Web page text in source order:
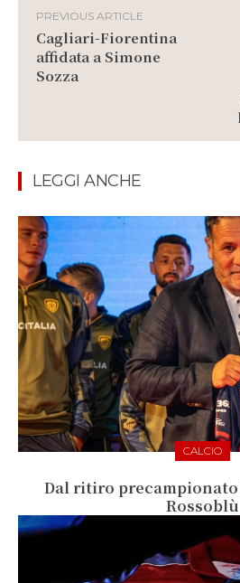
PREVIOUS ARTICLE
Cagliari-Fiorentina
affidata a Simone
Sozza
LEGGI ANCHE
CALCIO
Dal ritiro precampionato
Rossoblù